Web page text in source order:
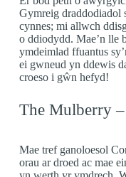
Gymreig draddodiadol
cynnes; mi allwch
o ddiodydd. Mae’n lle
ymdeimlad ffuantus
ei gwneud yn ddewis
croeso i gŵn hefyd!
The Mulberry
Mae tref ganoloesol
orau ar droed ac mae